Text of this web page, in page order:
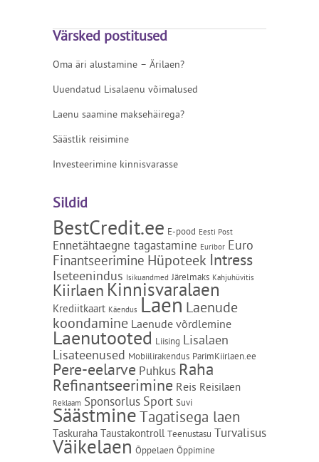
Värsked postitused
Oma äri alustamine – Ärilaen?
Uuendatud Lisalaenu võimalused
Laenu saamine maksehäirega?
Säästlik reisimine
Investeerimine kinnisvarasse
Sildid
BestCredit.ee E-pood Eesti Post
Ennetähtaegne tagastamine Euribor Euro
Finantseerimine Hüpoteek Intress
Iseteenindus Isikuandmed Järelmaks Kahjuhüvitis
Kiirlaen Kinnisvaralaen
Krediitkaart Käendus Laen Laenude
koondamine Laenude võrdlemine
Laenutooted Liising Lisalaen
Lisateenused Mobiilirakendus ParimKiirlaen.ee
Pere-eelarve Puhkus Raha
Refinantseerimine Reis Reisilaen
Reklaam Sponsorlus Sport Suvi
Säästmine Tagatisega laen
Taskuraha Taustakontroll Teenustasu Turvalisus
Väikelaen Õppelaen Õppimine